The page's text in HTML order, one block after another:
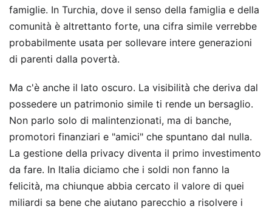
famiglie. In Turchia, dove il senso della famiglia e della
comunità è altrettanto forte, una cifra simile verrebbe
probabilmente usata per sollevare intere generazioni
di parenti dalla povertà.
Ma c'è anche il lato oscuro. La visibilità che deriva dal
possedere un patrimonio simile ti rende un bersaglio.
Non parlo solo di malintenzionati, ma di banche,
promotori finanziari e "amici" che spuntano dal nulla.
La gestione della privacy diventa il primo investimento
da fare. In Italia diciamo che i soldi non fanno la
felicità, ma chiunque abbia cercato il valore di quei
miliardi sa bene che aiutano parecchio a risolvere i